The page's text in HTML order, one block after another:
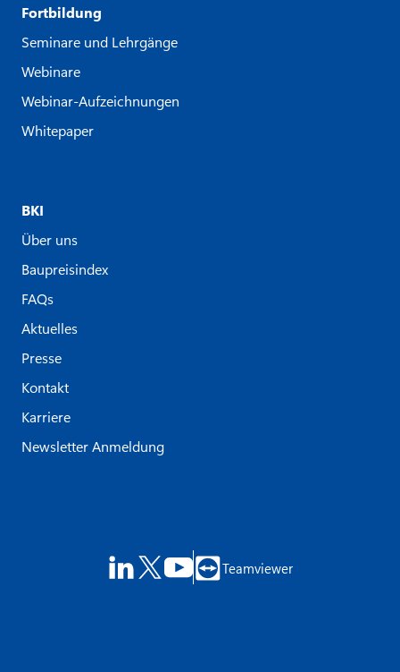
Fortbildung
Seminare und Lehrgänge
Webinare
Webinar-Aufzeichnungen
Whitepaper
BKI
Über uns
Baupreisindex
FAQs
Aktuelles
Presse
Kontakt
Karriere
Newsletter Anmeldung
Teamviewer